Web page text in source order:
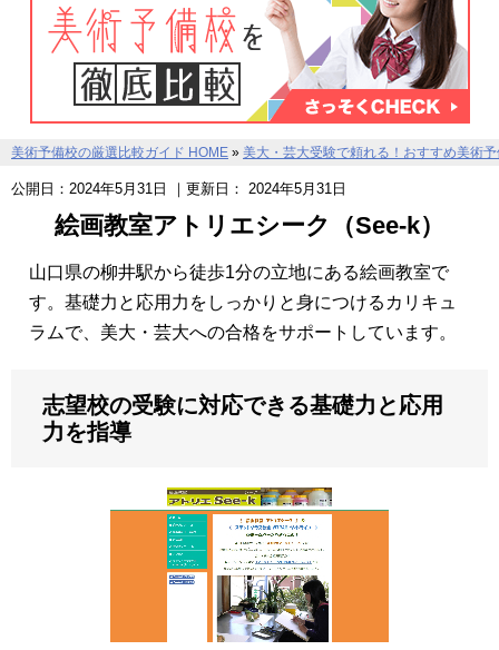
美術予備校の厳選比較ガイド HOME » 美大・芸大受験で頼れる！おすすめ美術
公開日： 2024年5月31日 ｜更新日： 2024年5月31日
絵画教室アトリエシーク（See-k）
山口県の柳井駅から徒歩1分の立地にある絵画教室で
す。基礎力と応用力をしっかりと身につけるカリキュ
ラムで、美大・芸大への合格をサポートしています。
志望校の受験に対応できる基礎力と応用
力を指導